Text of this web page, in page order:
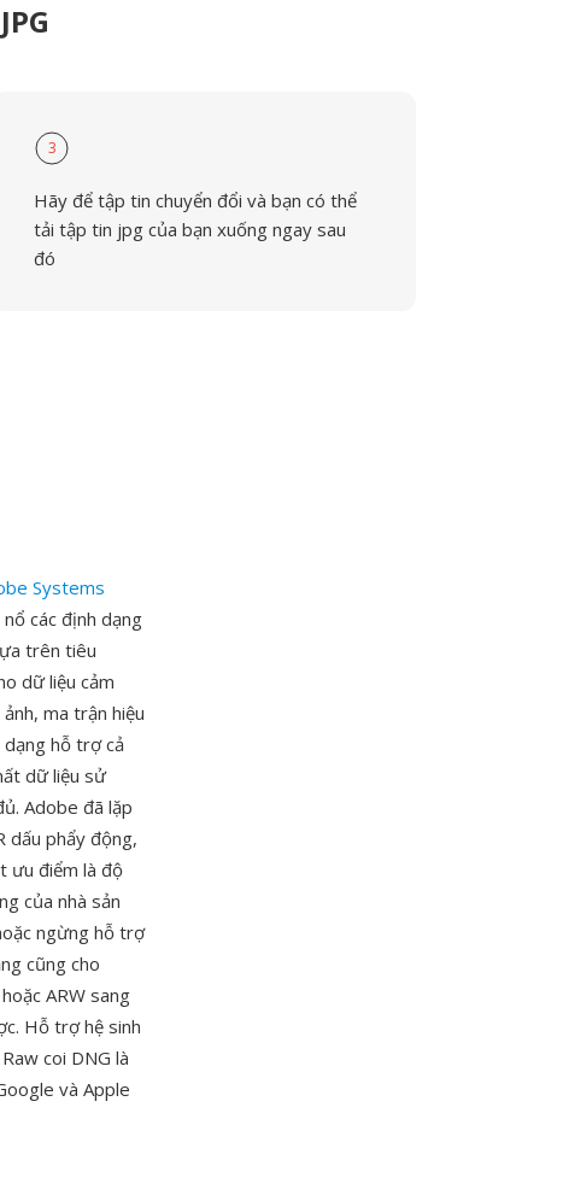
3
Hãy để tập tin chuyển đổi và bạn có thể
tải tập tin jpg của bạn xuống ngay sau
đó
Systems
các định dạng
trên tiêu
dữ liệu cảm
ma trận hiệu
dạng hỗ trợ cả
dữ liệu sử
Adobe đã lặp
dấu phẩy động,
ưu điểm là độ
của nhà sản
ngừng hỗ trợ
cũng cho
ARW sang
Hỗ trợ hệ sinh
coi DNG là
và Apple